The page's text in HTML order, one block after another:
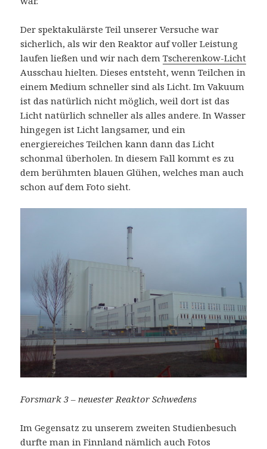
Der spektakulärste Teil unserer Versuche war
sicherlich, als wir den Reaktor auf voller Leistung
laufen ließen und wir nach demTscherenkow-Licht
Ausschau hielten. Dieses entsteht, wenn Teilchen in
einem Medium schneller sind als Licht. Im Vakuum
ist das natürlich nicht möglich, weil dort ist das
Licht natürlich schneller als alles andere. In Wasser
hingegen ist Licht langsamer, und ein
energiereiches Teilchen kann dann das Licht
schonmal überholen. In diesem Fall kommt es zu
dem berühmten blauen Glühen, welches man auch
schon auf dem Foto sieht.
Forsmark 3 – neuester Reaktor Schwedens
Im Gegensatz zu unserem zweiten Studienbesuch
durfte man in Finnland nämlich auch Fotos